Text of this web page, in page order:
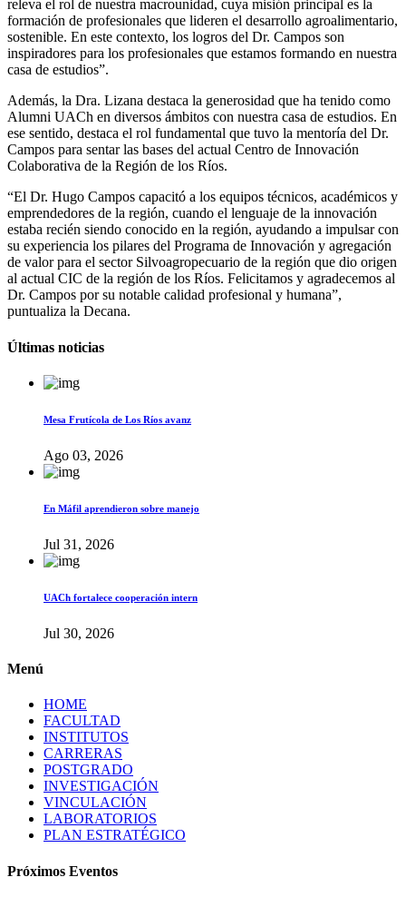
releva el rol de nuestra macrounidad, cuya misión principal es la
formación de profesionales que lideren el desarrollo agroalimentario,
sostenible. En este contexto, los logros del Dr. Campos son
inspiradores para los profesionales que estamos formando en nuestra
casa de estudios”.
Además, la Dra. Lizana destaca la generosidad que ha tenido como
Alumni UACh en diversos ámbitos con nuestra casa de estudios. En
ese sentido, destaca el rol fundamental que tuvo la mentoría del Dr.
Campos para sentar las bases del actual Centro de Innovación
Colaborativa de la Región de los Ríos.
“El Dr. Hugo Campos capacitó a los equipos técnicos, académicos y
emprendedores de la región, cuando el lenguaje de la innovación
estaba recién siendo conocido en la región, ayudando a impulsar con
su experiencia los pilares del Programa de Innovación y agregación
de valor para el sector Silvoagropecuario de la región que dio origen
al actual CIC de la región de los Ríos. Felicitamos y agradecemos al
Dr. Campos por su notable calidad profesional y humana”,
puntualiza la Decana.
Últimas noticias
Mesa Frutícola de Los Ríos avanz
Ago 03, 2026
En Máfil aprendieron sobre manejo
Jul 31, 2026
UACh fortalece cooperación intern
Jul 30, 2026
Menú
HOME
FACULTAD
INSTITUTOS
CARRERAS
POSTGRADO
INVESTIGACIÓN
VINCULACIÓN
LABORATORIOS
PLAN ESTRATÉGICO
Próximos Eventos